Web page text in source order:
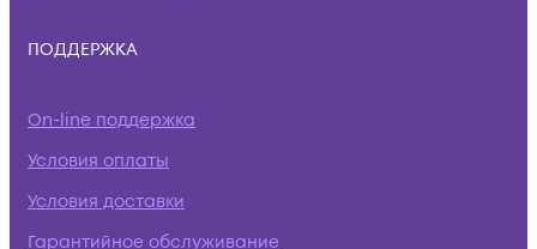
ПОДДЕРЖКА
On-line поддержка
Условия оплаты
Условия доставки
Гарантийное обслуживание